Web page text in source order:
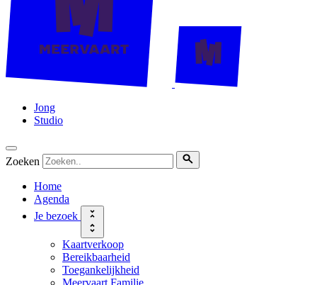
Jong
Studio
Zoeken
Home
Agenda
Je bezoek
Kaartverkoop
Bereikbaarheid
Toegankelijkheid
Meervaart Familie